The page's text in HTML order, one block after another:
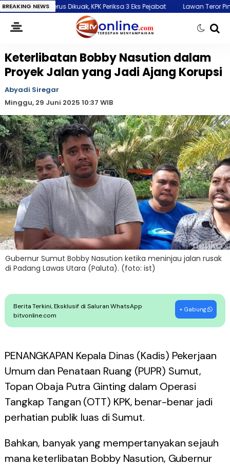
BREAKING NEWS
Dikuak, KPK Periksa 3 Eks Pejabat Lawan Teror Pinjol Ilegal, PWI
Keterlibatan Bobby Nasution dalam
Proyek Jalan yang Jadi Ajang Korupsi
Abyadi Siregar
Minggu, 29 Juni 2025 10:37 WIB
Gubernur Sumut Bobby Nasution ketika meninjau jalan rusak
di Padang Lawas Utara (Paluta). (foto: ist)
Berita Terkini, Eksklusif di Saluran WhatsApp
bitvonline.com
+ Gabung
PENANGKAPAN Kepala Dinas (Kadis) Pekerjaan
Umum dan Penataan Ruang (PUPR) Sumut,
Topan Obaja Putra Ginting dalam Operasi
Tangkap Tangan (OTT) KPK, benar-benar jadi
perhatian publik luas di Sumut.
Bahkan, banyak yang mempertanyakan sejauh
mana keterlibatan Bobby Nasution, Gubernur